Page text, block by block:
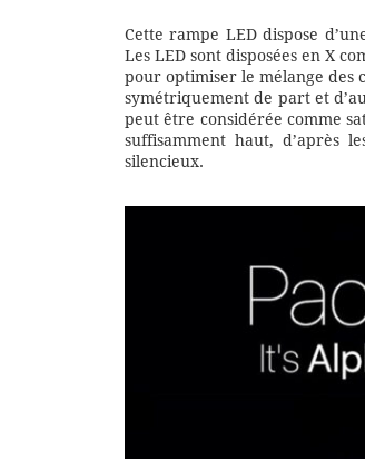
Cette rampe LED dispose
Les LED sont disposées en X
pour optimiser le mélange des
symétriquement de part et
peut être considérée comme
suffisamment haut, d’après
silencieux.